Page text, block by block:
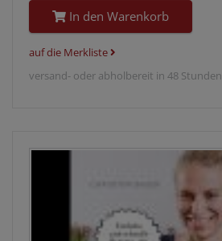
In den Warenkorb
auf die Merkliste
versand- oder abholbereit in 48 Stunden